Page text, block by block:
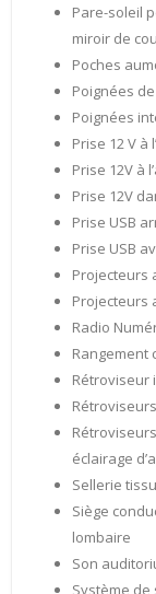
Pare-soleil
miroir de
Poches
Poignées
Poignées
Prise 12 V à
Prise 12V à
Prise 12V
Prise USB
Prise USB
Projecteurs
Projecteurs
Radio
Rangement
Rétroviseur
éclairage
Sellerie
Siège
lombaire
Son